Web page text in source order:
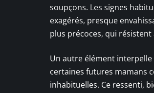
soupçons. Les signes
exagérés, presque
plus précoces, qui
Un autre élément interpelle
certaines futures mamans
inhabituelles. Ce ressenti,